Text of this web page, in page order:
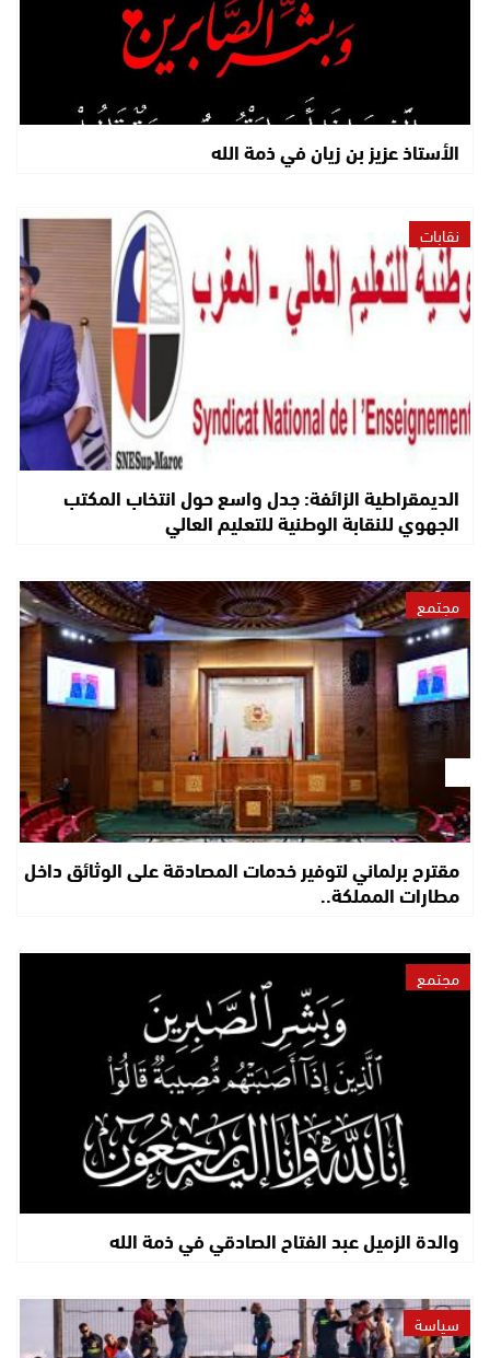
الأستاذ عزيز بن زيان في ذمة الله
نقابات
الديمقراطية الزائفة: جدل واسع حول انتخاب المكتب
الجهوي للنقابة الوطنية للتعليم العالي
مجتمع
مقترح برلماني لتوفير خدمات المصادقة على الوثائق داخل
مطارات المملكة..
مجتمع
والدة الزميل عبد الفتاح الصادقي في ذمة الله
سياسة